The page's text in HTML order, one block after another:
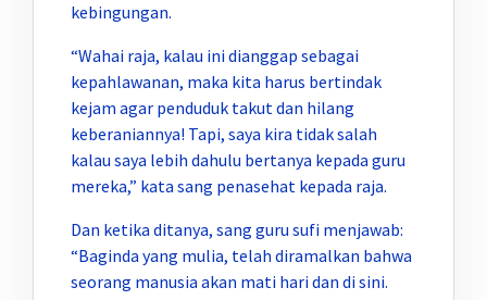
kebingungan.
“Wahai raja, kalau ini dianggap sebagai
kepahlawanan, maka kita harus bertindak
kejam agar penduduk takut dan hilang
keberaniannya! Tapi, saya kira tidak salah
kalau saya lebih dahulu bertanya kepada guru
mereka,” kata sang penasehat kepada raja.
Dan ketika ditanya, sang guru sufi menjawab:
“Baginda yang mulia, telah diramalkan bahwa
seorang manusia akan mati hari dan di sini.